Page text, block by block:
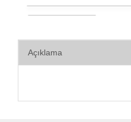
Açıklama